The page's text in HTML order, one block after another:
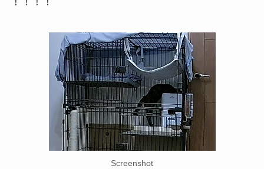
Screenshot